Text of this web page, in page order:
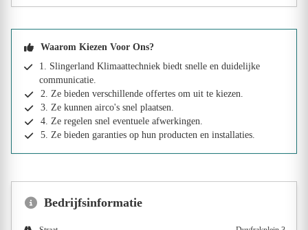
Waarom Kiezen Voor Ons?
1. Slingerland Klimaattechniek biedt snelle en duidelijke
communicatie.
2. Ze bieden verschillende offertes om uit te kiezen.
3. Ze kunnen airco's snel plaatsen.
4. Ze regelen snel eventuele afwerkingen.
5. Ze bieden garanties op hun producten en installaties.
Bedrijfsinformatie